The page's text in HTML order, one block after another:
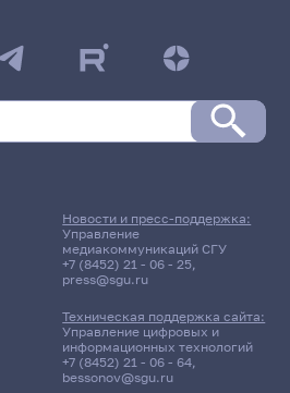
Новости и пресс-поддержка:
Управление
медиакоммуникаций СГУ
+7 (8452) 21 - 06 - 25,
press@sgu.ru
Техническая поддержка сайта:
Управление цифровых и
информационных технологий
+7 (8452) 21 - 06 - 64,
bessonov@sgu.ru